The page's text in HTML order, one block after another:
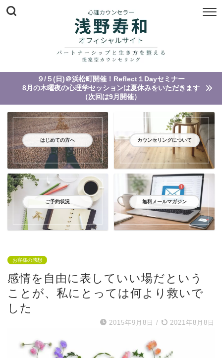
９/５(日)＠浜松町開催！Reflect１Dayセミナー
8月の木曜夜の心理学セッションは夏休みをいただきます
（次回は9月開催）
はじめての方へ カウンセリングについて
ご予約状況 無料メールマガジン
お客様の感想
感情を自由に表していい場だという
ことが、私にとっては何より救いで
した
2015年9月8日 / 2021年8月8日